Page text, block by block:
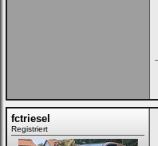
fctriesel
Registriert